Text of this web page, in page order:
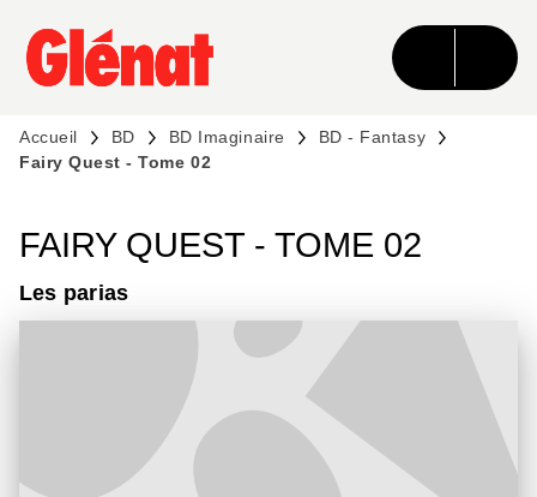
MENU RECHERCHE CONTENU
PIED DE PAGE
Accueil BD BD Imaginaire
BD - Fantasy
Fairy Quest - Tome 02
FAIRY QUEST - TOME 02
Les parias